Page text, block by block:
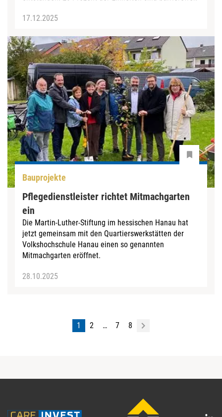
17.12.2025
Bauprojekte
Pflegedienstleister richtet Mitmachgarten
ein
Die Martin-Luther-Stiftung im hessischen Hanau hat
jetzt gemeinsam mit den Quartierswerkstätten der
Volkshochschule Hanau einen so genannten
Mitmachgarten eröffnet.
28.10.2025
1 2 … 7 8